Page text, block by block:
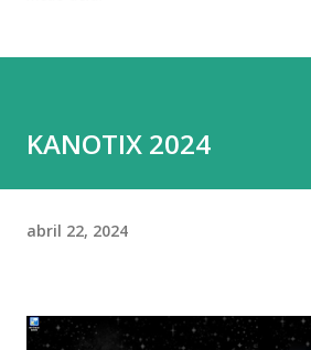
KANOTIX 2024
abril 22, 2024